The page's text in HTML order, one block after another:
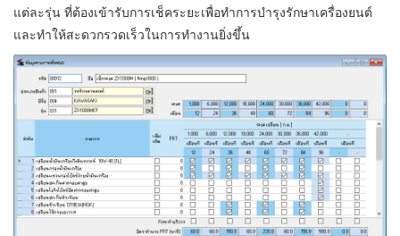
แต่ละรุ่น ที่ต้องเข้ารับการเช็คระยะเพื่อทำการบำรุงรักษาเครื่องยนต์
และทำให้สะดวกรวดเร็วในการทำงานยิ่งขึ้น